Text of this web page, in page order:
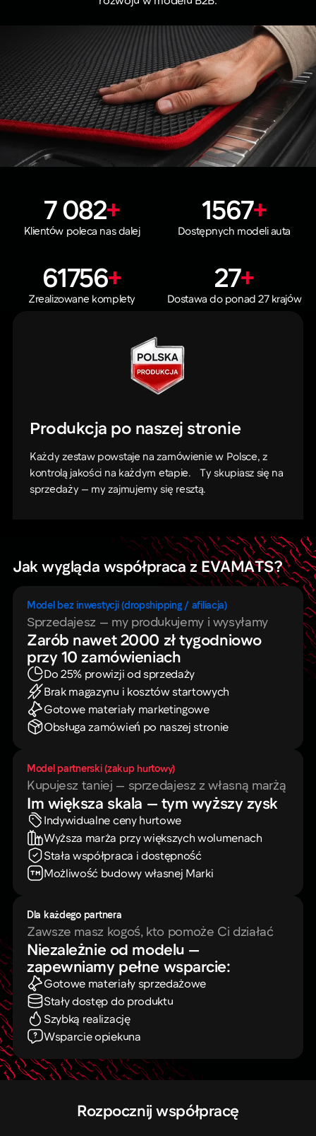
7 082+
Klientów poleca nas dalej
1567+
Dostępnych modeli auta
61756+
Zrealizowane komplety
27+
Dostawa do ponad 27 krajów
Produkcja po naszej stronie
Każdy zestaw powstaje na zamówienie w Polsce, z
kontrolą jakości na każdym etapie. Ty skupiasz się na
sprzedaży — my zajmujemy się resztą.
Jak wygląda współpraca z EVAMATS?
Model bez inwestycji (dropshipping / afiliacja)
Sprzedajesz — my produkujemy i wysyłamy
Zarób nawet 2000 zł tygodniowo
przy 10 zamówieniach
Do 25% prowizji od sprzedaży
Brak magazynu i kosztów startowych
Gotowe materiały marketingowe
Obsługa zamówień po naszej stronie
Model partnerski (zakup hurtowy)
Kupujesz taniej — sprzedajesz z własną marżą
Im większa skala — tym wyższy zysk
Indywidualne ceny hurtowe
Wyższa marża przy większych wolumenach
Stała współpraca i dostępność
Możliwość budowy własnej Marki
Dla każdego partnera
Zawsze masz kogoś, kto pomoże Ci działać
Niezależnie od modelu —
zapewniamy pełne wsparcie:
Gotowe materiały sprzedażowe
Stały dostęp do produktu
Szybką realizację
Wsparcie opiekuna
Rozpocznij współpracę